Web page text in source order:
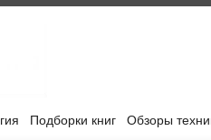
Подборки книг Обзоры